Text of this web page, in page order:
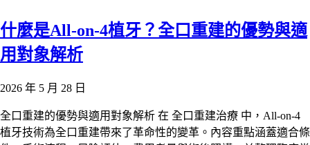
什麼是All-on-4植牙？全口重建的優勢與適
用對象解析
2026 年 5 月 28 日
全口重建的優勢與適用對象解析 在 全口重建治療 中，All-on-4
植牙技術為全口重建帶來了革命性的變革。內容重點涵蓋適合條